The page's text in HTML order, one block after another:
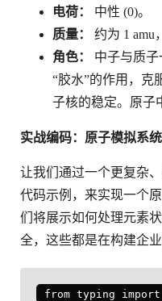
电荷：
中性 (0)。
质量：
约为 1 amu
角色：
中子与质
“胶水”的作用，克
子核的稳定。原子
实战编码：原子模拟系
让我们通过一个更复杂
代码示例，来实现一个
们将展示如何处理元素
全，这些都是在构建企
from typing